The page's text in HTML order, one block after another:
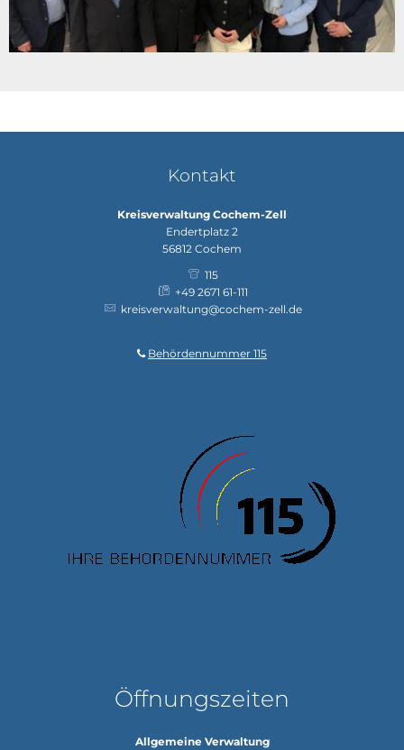
Kontakt
Kreisverwaltung Cochem-Zell
Endertplatz 2
56812 Cochem
115
+49 2671 61-111
kreisverwaltung@cochem-zell.de
Behördennummer 115
Öffnungszeiten
Allgemeine Verwaltung